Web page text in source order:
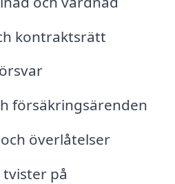
kontraktsrätt
försäkringsärenden
överlåtelser
på